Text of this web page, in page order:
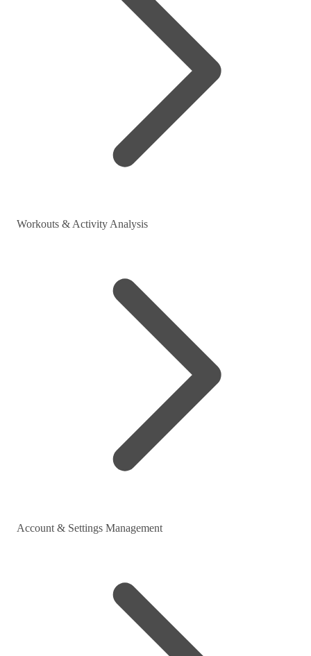
Workouts & Activity Analysis
Account & Settings Management